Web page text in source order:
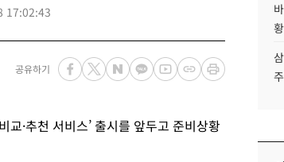
17:02:43
공유하기
·추천 서비스’ 출시를 앞두고 준비상황